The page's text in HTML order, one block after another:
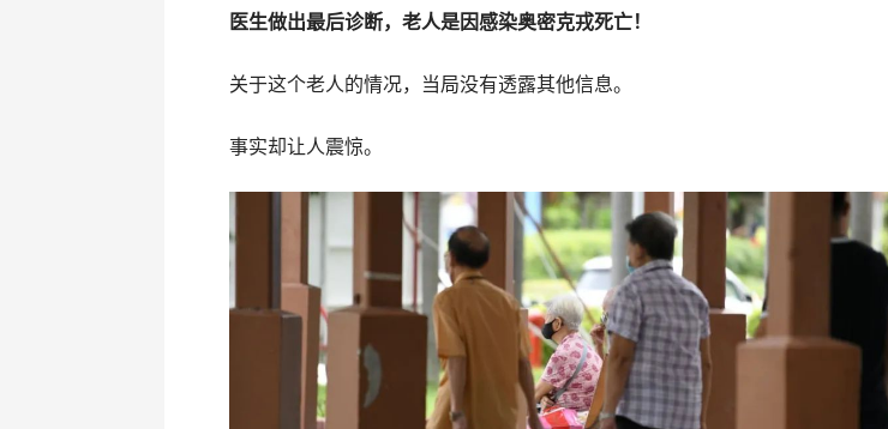
医生做出最后诊断，老人是因感染奥密克戎死亡！
关于这个老人的情况，当局没有透露其他信息。
事实却让人震惊。